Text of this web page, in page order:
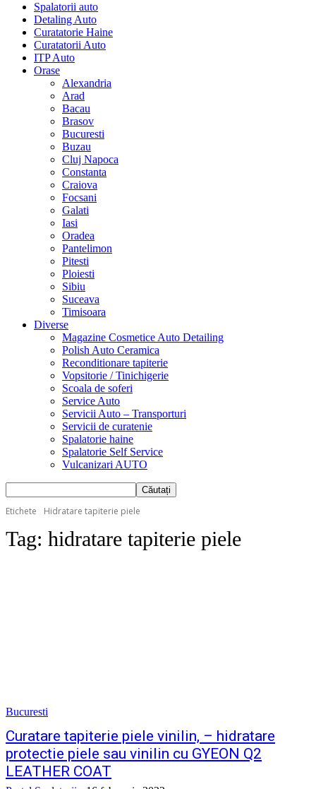
Spalatorii auto
Detaling Auto
Curatatorie Haine
Curatatorii Auto
ITP Auto
Orase
Alexandria
Arad
Bacau
Brasov
Bucuresti
Buzau
Cluj Napoca
Constanta
Craiova
Focsani
Galati
Iasi
Oradea
Pantelimon
Pitesti
Ploiesti
Sibiu
Suceava
Timisoara
Diverse
Magazine Cosmetice Auto Detailing
Polish Auto Ceramica
Reconditionare tapiterie
Vopsitorie / Tinichigerie
Scoala de soferi
Service Auto
Servicii Auto – Transporturi
Servicii de curatenie
Spalatorie haine
Spalatorie Self Service
Vulcanizari AUTO
Etichete Hidratare tapiterie piele
Tag: hidratare tapiterie piele
Bucuresti
Curatare tapiterie piele vinilin, – hidratare
protectie piele sau vinilin cu GYEON Q2
LEATHER COAT